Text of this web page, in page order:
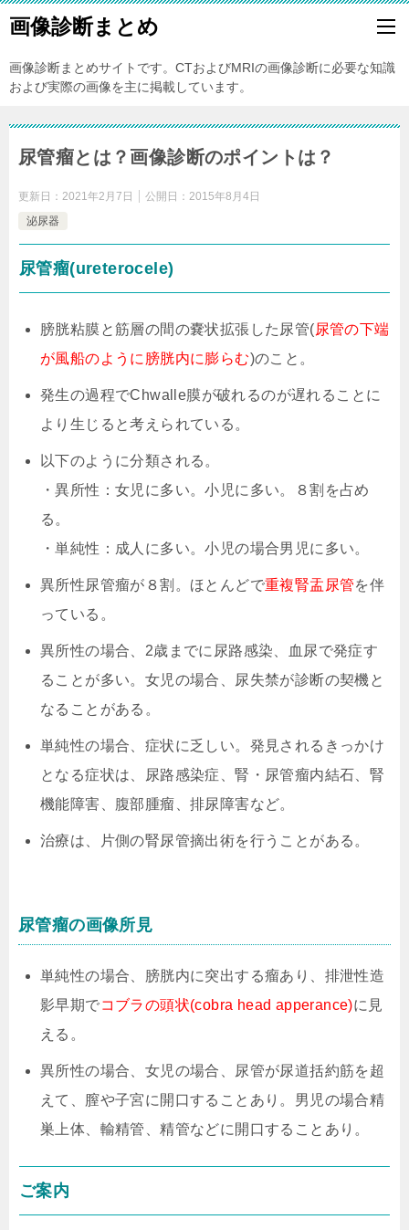
画像診断まとめ
画像診断まとめサイトです。CTおよびMRIの画像診断に必要な知識
および実際の画像を主に掲載しています。
尿管瘤とは？画像診断のポイントは？
更新日： 2021年2月7日 公開日： 2015年8月4日
泌尿器
尿管瘤(ureterocele)
膀胱粘膜と筋層の間の嚢状拡張した尿管(尿管の下端
が風船のように膀胱内に膨らむ)のこと。
発生の過程でChwalle膜が破れるのが遅れることに
より生じると考えられている。
以下のように分類される。
・異所性：女児に多い。小児に多い。８割を占め
る。
・単純性：成人に多い。小児の場合男児に多い。
異所性尿管瘤が８割。ほとんどで重複腎盂尿管を伴
っている。
異所性の場合、2歳までに尿路感染、血尿で発症す
ることが多い。女児の場合、尿失禁が診断の契機と
なることがある。
単純性の場合、症状に乏しい。発見されるきっかけ
となる症状は、尿路感染症、腎・尿管瘤内結石、腎
機能障害、腹部腫瘤、排尿障害など。
治療は、片側の腎尿管摘出術を行うことがある。
尿管瘤の画像所見
単純性の場合、膀胱内に突出する瘤あり、排泄性造
影早期でコブラの頭状(cobra head apperance)に見
える。
異所性の場合、女児の場合、尿管が尿道括約筋を超
えて、膣や子宮に開口することあり。男児の場合精
巣上体、輸精管、精管などに開口することあり。
ご案内